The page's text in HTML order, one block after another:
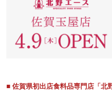
■ 佐賀県初出店食料品専門店「北